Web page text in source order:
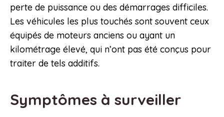
perte de puissance ou des démarrages difficiles.
Les véhicules les plus touchés sont souvent ceux
équipés de moteurs anciens ou ayant un
kilométrage élevé, qui n’ont pas été conçus pour
traiter de tels additifs.
Symptômes à surveiller